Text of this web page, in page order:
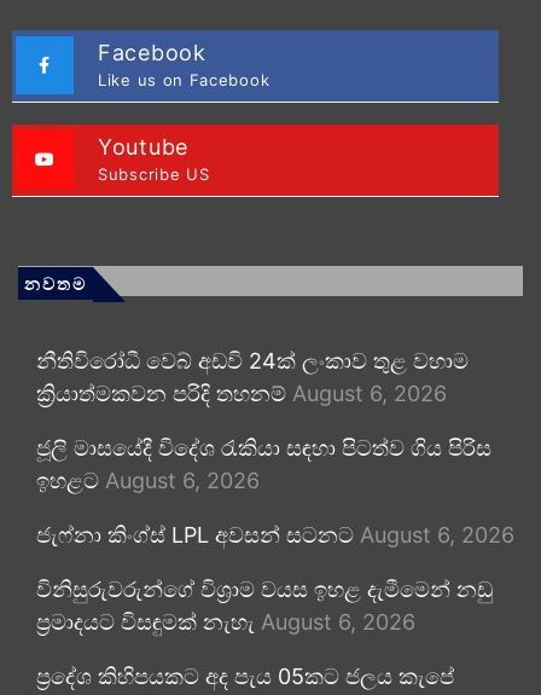
Facebook
Like us on Facebook
Youtube
Subscribe US
නවතම
නීතිවිරෝධී වෙබ් අඩවි 24ක් ලංකාව තුළ වහාම
ක්‍රියාත්මකවන පරිදි තහනම් August 6, 2026
ජූලි මාසයේදී විදේශ රැකියා සඳහා පිටත්ව ගිය පිරිස
ඉහළට August 6, 2026
ජැෆ්නා කිංග්ස් LPL අවසන් සටනට August 6, 2026
විනිසුරුවරුන්ගේ විශ්‍රාම වයස ඉහළ දැමීමෙන් නඩු
ප්‍රමාදයට විසඳුමක් නැහැ August 6, 2026
ප්‍රදේශ කිහිපයකට අද පැය 05කට ජලය කැපේ